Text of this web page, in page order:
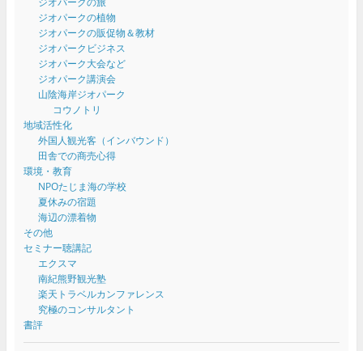
ジオパークの植物
ジオパークの販促物＆教材
ジオパークビジネス
ジオパーク大会など
ジオパーク講演会
山陰海岸ジオパーク
コウノトリ
地域活性化
外国人観光客（インバウンド）
田舎での商売心得
環境・教育
NPOたじま海の学校
夏休みの宿題
海辺の漂着物
その他
セミナー聴講記
エクスマ
南紀熊野観光塾
楽天トラベルカンファレンス
究極のコンサルタント
書評